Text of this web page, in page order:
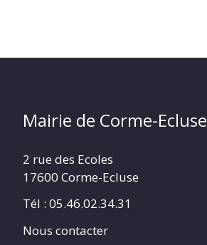
Mairie de Corme-Ecluse
2 rue des Ecoles
17600 Corme-Ecluse
Tél : 05.46.02.34.31
Nous contacter